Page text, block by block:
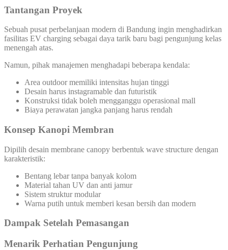
Tantangan Proyek
Sebuah pusat perbelanjaan modern di Bandung ingin menghadirkan
fasilitas EV charging sebagai daya tarik baru bagi pengunjung kelas
menengah atas.
Namun, pihak manajemen menghadapi beberapa kendala:
Area outdoor memiliki intensitas hujan tinggi
Desain harus instagramable dan futuristik
Konstruksi tidak boleh mengganggu operasional mall
Biaya perawatan jangka panjang harus rendah
Konsep Kanopi Membran
Dipilih desain membrane canopy berbentuk wave structure dengan
karakteristik:
Bentang lebar tanpa banyak kolom
Material tahan UV dan anti jamur
Sistem struktur modular
Warna putih untuk memberi kesan bersih dan modern
Dampak Setelah Pemasangan
Menarik Perhatian Pengunjung